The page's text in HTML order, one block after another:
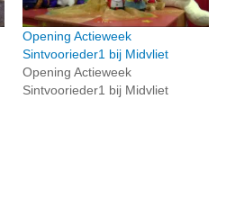
Opening Actieweek
Sintvoorieder1 bij Midvliet
Opening Actieweek
Sintvoorieder1 bij Midvliet